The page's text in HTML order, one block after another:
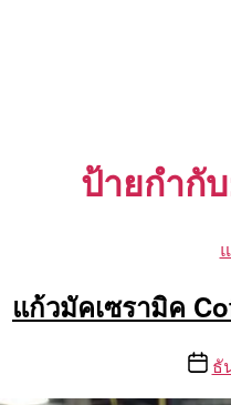
ป้ายกำกั
แก้วมัคเซรามิค
Post
ธั